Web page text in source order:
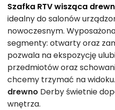
Szafka RTV wisząca
idealny do salonów
nowoczesnym.
segmenty: otwarty oraz
pozwala na ekspozycję
przedmiotów oraz
chcemy trzymać na widoku.
drewno Derby świetnie
wnętrza.